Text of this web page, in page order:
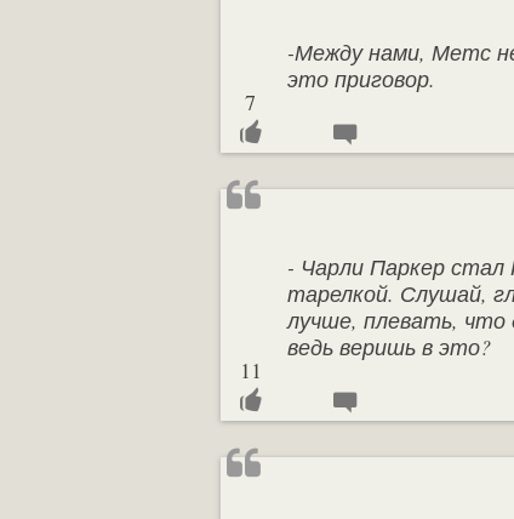
-Между нами, Метс
это приговор.
7
- Чарли Паркер
тарелкой. Слушай,
лучше, плевать,
ведь веришь в это?
11